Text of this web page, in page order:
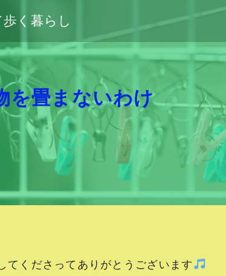
く暮らし
を畳まないわけ
てくださってありがとうございます